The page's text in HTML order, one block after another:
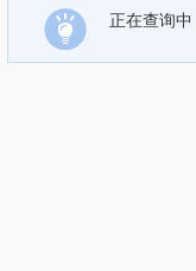
正在查询